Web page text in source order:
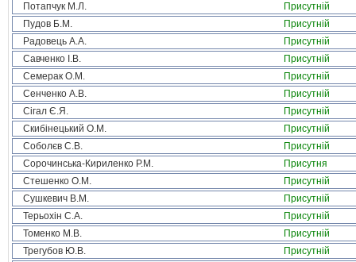
Потапчук М.Л.
Присутній
Пудов Б.М.
Присутній
Радовець А.А.
Присутній
Савченко І.В.
Присутній
Семерак О.М.
Присутній
Сенченко А.В.
Присутній
Сігал Є.Я.
Присутній
Скибінецький О.М.
Присутній
Соболєв С.В.
Присутній
Сорочинська-Кириленко Р.М.
Присутня
Стешенко О.М.
Присутній
Сушкевич В.М.
Присутній
Терьохін С.А.
Присутній
Томенко М.В.
Присутній
Трегубов Ю.В.
Присутній